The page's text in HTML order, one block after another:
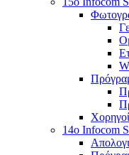
Χορηγοί
14o Infocom